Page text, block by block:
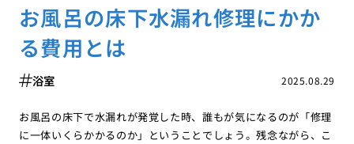
お風呂の床下水漏れ修理にかか
る費用とは
2025.08.29
浴室
お風呂の床下で水漏れが発覚した時、誰もが気になるのが「修理
に一体いくらかかるのか」ということでしょう。残念ながら、こ